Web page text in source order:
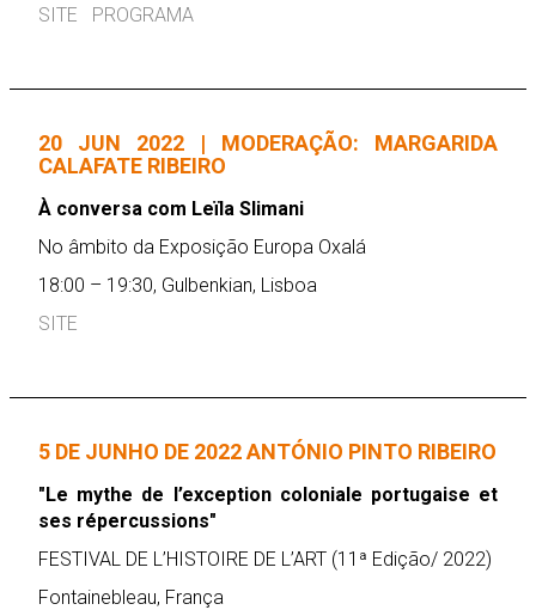
SITE
PROGRAMA
20 JUN 2022 | MODERAÇÃO: MARGARIDA
CALAFATE RIBEIRO
À conversa com Leïla Slimani
No âmbito da Exposição Europa Oxalá
18:00 – 19:30, Gulbenkian, Lisboa
SITE
5 DE JUNHO DE 2022 ANTÓNIO PINTO RIBEIRO
"Le mythe de l’exception coloniale portugaise et
ses répercussions"
FESTIVAL DE L’HISTOIRE DE L’ART (11ª Edição/ 2022)
Fontainebleau, França